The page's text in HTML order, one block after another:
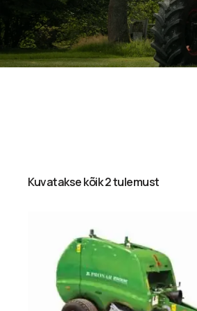
Kuvatakse kõik 2 tulemust